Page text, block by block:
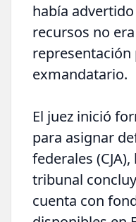
había
recursos no
representación
exmandatario.
El juez inició
para asignar
federales
tribunal
cuenta con